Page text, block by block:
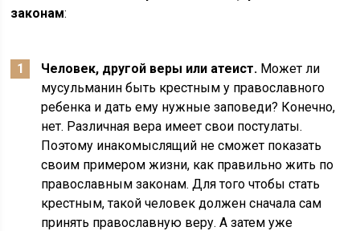
законам:
Человек, другой веры или атеист. Может ли
мусульманин быть крестным у православного
ребенка и дать ему нужные заповеди? Конечно,
нет. Различная вера имеет свои постулаты.
Поэтому инакомыслящий не сможет показать
своим примером жизни, как правильно жить по
православным законам. Для того чтобы стать
крестным, такой человек должен сначала сам
принять православную веру. А затем уже